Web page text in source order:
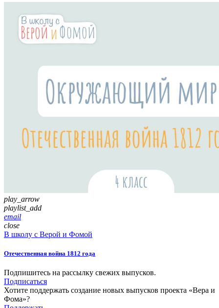
play_arrow
playlist_add
email
close
В школу с Верой и Фомой
Отечественная война 1812 года
Подпишитесь на рассылку свежих выпусков.
Подписаться
Хотите поддержать создание новых выпусков проекта «Вера и
Фома»?